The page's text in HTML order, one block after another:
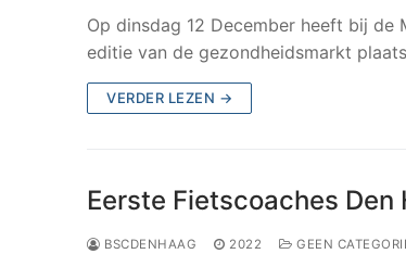
Op dinsdag 12 December heeft bij de
editie van de gezondheidsmarkt
VERDER LEZEN →
Eerste Fietscoaches
BSCDENHAAG 2022 GEEN